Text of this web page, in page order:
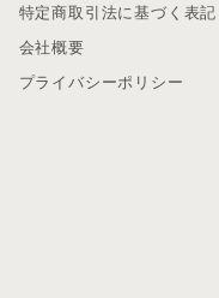
特定商取引法に基づく表記
会社概要
プライバシーポリシー